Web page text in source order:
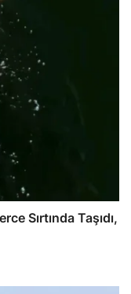
Sırtında Taşıdı,